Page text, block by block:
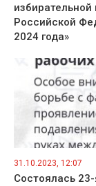
Российской
2024 года»
31.10.2023, 12:07
Состоялась